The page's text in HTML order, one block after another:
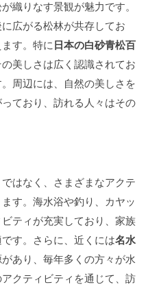
織りなす景観が魅力です。
広がる松林が共存してお
す。特に日本の白砂青松百
美しさは広く認識されてお
周辺には、自然の美しさを
ており、訪れる人々はその
はなく、さまざまなアクテ
す。海水浴や釣り、カヤッ
ティが充実しており、家族
す。さらに、近くには名水
あり、毎年多くの方々が水
クティビティを通じて、訪